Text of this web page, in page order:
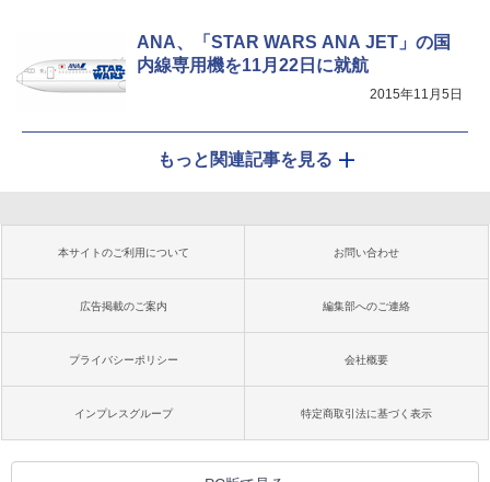
ANA、「STAR WARS ANA JET」の国
内線専用機を11月22日に就航
2015年11月5日
もっと関連記事を見る
本サイトのご利用について お問い合わせ
広告掲載のご案内 編集部へのご連絡
プライバシーポリシー 会社概要
インプレスグループ 特定商取引法に基づく表示